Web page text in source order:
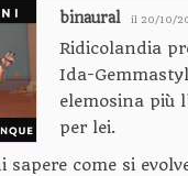
binaural il 20/10/
Ridicolandia
Ida-
elemosina più
per lei.
sapere come si